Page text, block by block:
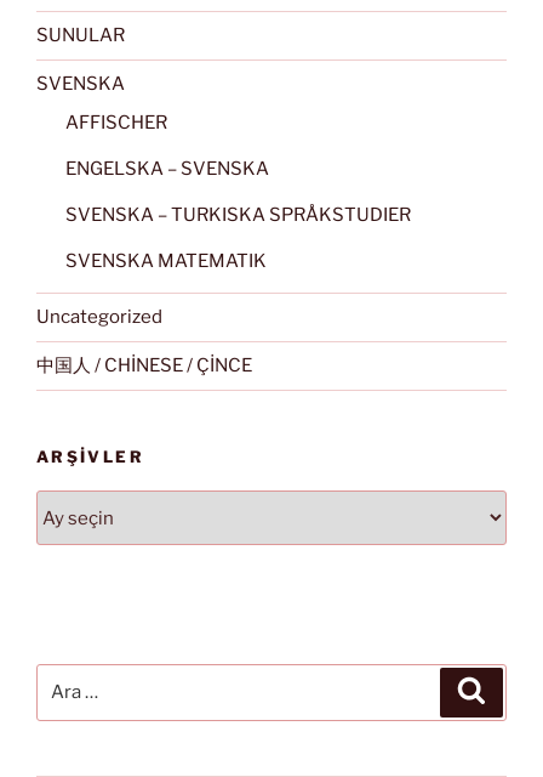
SUNULAR
SVENSKA
AFFISCHER
ENGELSKA – SVENSKA
SVENSKA – TURKISKA SPRÅKSTUDIER
SVENSKA MATEMATIK
Uncategorized
中国人 / CHİNESE / ÇİNCE
ARŞIVLER